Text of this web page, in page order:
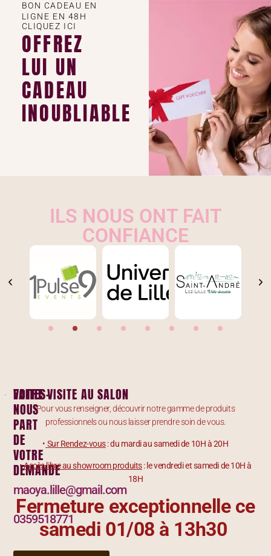
BON CADEAU EN
LIGNE EN 48H
CLIQUEZ ICI
OFFREZ
LUI UN
CADEAU
INOUBLIABLE
ILS NOUS ONT FAIT
CONFIANCE
FAITES-
NOUS
PART
DE
VOTRE
DEMANDE
maoya.lille@gmail.com
0359518771
VOTRE VISITE AU SALON
Pour vous renseigner, découvrir notre gamme de produits
professionnels ou nous laisser prendre soin de vous.
• Sur Rendez-vous: du mardi au samedi de 10H à 20H
•Accès libre au showroom produits: le vendredi et samedi de 10H à
18H
Fermeture exceptionnelle ce
samedi 01/08 à 13h30